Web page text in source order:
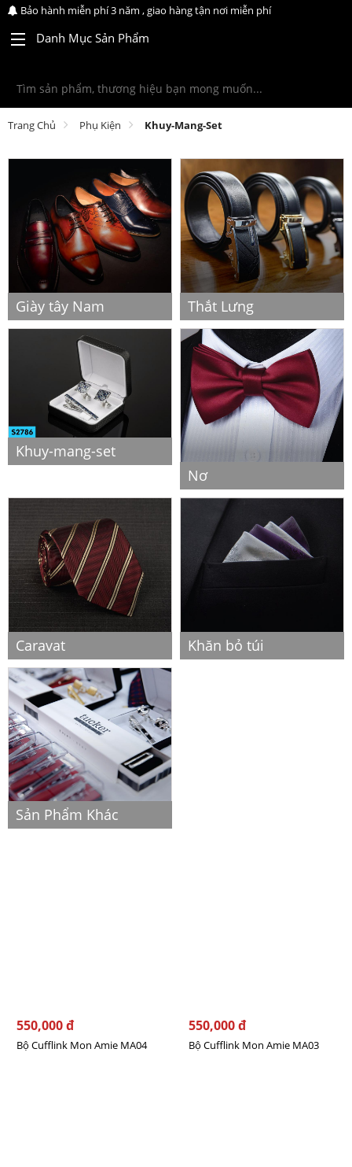
Bảo hành miễn phí 3 năm , giao hàng tận nơi miễn phí
Danh Mục Sản Phẩm
Trang Chủ Phụ Kiện Khuy-Mang-Set
Giày tây Nam Thắt Lưng
Khuy-mang-set
Nơ
Caravat Khăn bỏ túi
Sản Phẩm Khác
550,000 đ
Bộ Cufflink Mon Amie MA04
550,000 đ
Bộ Cufflink Mon Amie MA03